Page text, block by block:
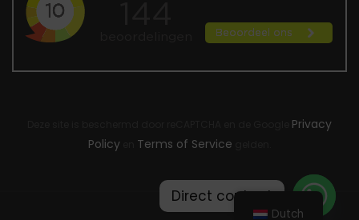
Privacy
Policyen Terms of Service
Dutch
Direct contact